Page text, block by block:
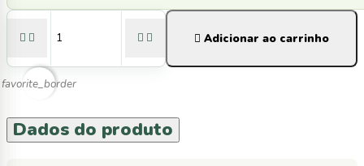
     Adicionar ao carrinho
favorite_border
Dados do produto